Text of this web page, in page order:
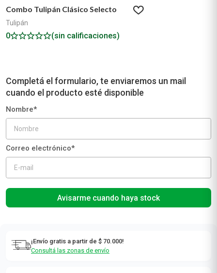
Combo Tulipán Clásico Selecto
Tulipán
0 (sin calificaciones)
Avisarme cuando haya stock
¡Envío gratis a partir de $ 70.000!
Consultá las zonas de envío